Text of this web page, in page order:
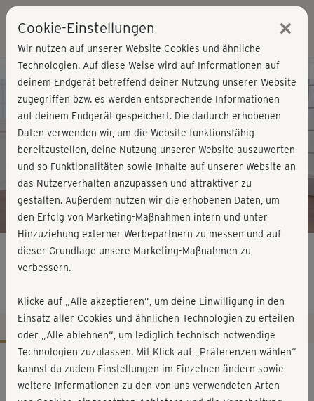
Play
Video
Kursvorschau - Jetzt mitmachen!
Get in Shape - Workout 1
Workout-Facts
anspruchsvoll
Cookie-Einstellungen ×
Wir nutzen auf unserer Website Cookies und ähnliche
Technologien. Auf diese Weise wird auf Informationen auf
deinem Endgerät betreffend deiner Nutzung unserer Website
zugegriffen bzw. es werden entsprechende Informationen
auf deinem Endgerät gespeichert. Die dadurch erhobenen
Daten verwenden wir, um die Website funktionsfähig
bereitzustellen, deine Nutzung unserer Website auszuwerten
und so Funktionalitäten sowie Inhalte auf unserer Website an
das Nutzerverhalten anzupassen und attraktiver zu
gestalten. Außerdem nutzen wir die erhobenen Daten, um
den Erfolg von Marketing-Maßnahmen intern und unter
Hinzuziehung externer Werbepartnern zu messen und auf
dieser Grundlage unsere Marketing-Maßnahmen zu
verbessern.
Klicke auf „Alle akzeptieren“, um deine Einwilligung in den
Einsatz aller Cookies und ähnlichen Technologien zu erteilen
oder „Alle ablehnen“, um lediglich technisch notwendige
Technologien zuzulassen. Mit Klick auf „Präferenzen wählen“
kannst du zudem Einstellungen im Einzelnen ändern sowie
weitere Informationen zu den von uns verwendeten Arten